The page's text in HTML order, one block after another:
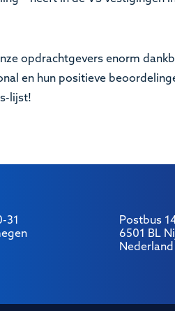
opdrachtgevers enorm
en hun positieve
lijst!
31
Postbus
6501 BL
Nederland